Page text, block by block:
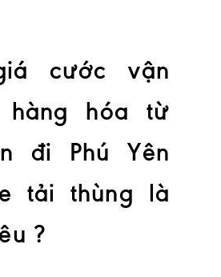
cước vận
hàng hóa từ
đi Phú Yên
tải thùng là
?